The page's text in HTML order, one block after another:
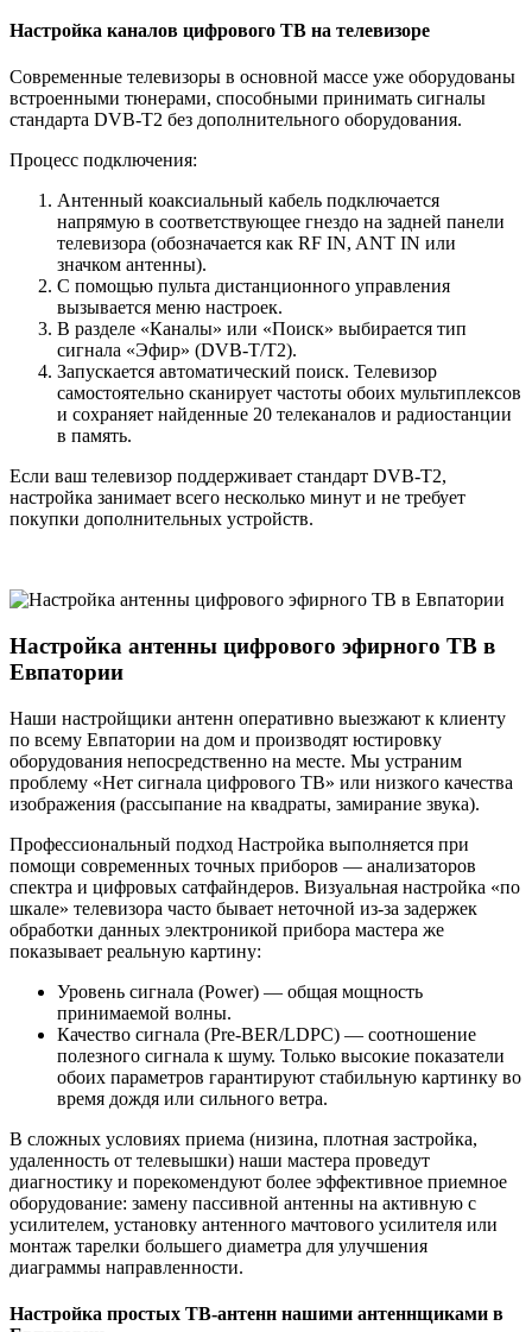
Настройка каналов цифрового ТВ на телевизоре
Современные телевизоры в основной массе уже оборудованы
встроенными тюнерами, способными принимать сигналы
стандарта DVB-T2 без дополнительного оборудования.
Процесс подключения:
Антенный коаксиальный кабель подключается
напрямую в соответствующее гнездо на задней панели
телевизора (обозначается как RF IN, ANT IN или
значком антенны).
С помощью пульта дистанционного управления
вызывается меню настроек.
В разделе «Каналы» или «Поиск» выбирается тип
сигнала «Эфир» (DVB-T/T2).
Запускается автоматический поиск. Телевизор
самостоятельно сканирует частоты обоих мультиплексов
и сохраняет найденные 20 телеканалов и радиостанции
в память.
Если ваш телевизор поддерживает стандарт DVB-T2,
настройка занимает всего несколько минут и не требует
покупки дополнительных устройств.
Настройка антенны цифрового эфирного ТВ в
Евпатории
Наши настройщики антенн оперативно выезжают к клиенту
по всему Евпатории на дом и производят юстировку
оборудования непосредственно на месте. Мы устраним
проблему «Нет сигнала цифрового ТВ» или низкого качества
изображения (рассыпание на квадраты, замирание звука).
Профессиональный подход Настройка выполняется при
помощи современных точных приборов — анализаторов
спектра и цифровых сатфайндеров. Визуальная настройка «по
шкале» телевизора часто бывает неточной из-за задержек
обработки данных электроникой прибора мастера же
показывает реальную картину:
Уровень сигнала (Power) — общая мощность
принимаемой волны.
Качество сигнала (Pre-BER/LDPC) — соотношение
полезного сигнала к шуму. Только высокие показатели
обоих параметров гарантируют стабильную картинку во
время дождя или сильного ветра.
В сложных условиях приема (низина, плотная застройка,
удаленность от телевышки) наши мастера проведут
диагностику и порекомендуют более эффективное приемное
оборудование: замену пассивной антенны на активную с
усилителем, установку антенного мачтового усилителя или
монтаж тарелки большего диаметра для улучшения
диаграммы направленности.
Настройка простых ТВ-антенн нашими антеннщиками в